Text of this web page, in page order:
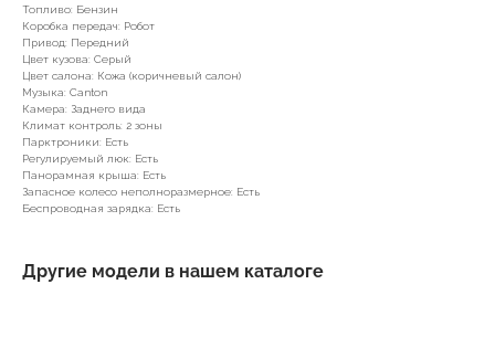
Топливо: Бензин
Коробка передач: Робот
Привод: Передний
Цвет кузова: Серый
Цвет салона: Кожа (коричневый салон)
Музыка: Canton
Камера: Заднего вида
Климат контроль: 2 зоны
Парктроники: Есть
Регулируемый люк: Есть
Панорамная крыша: Есть
Запасное колесо неполноразмерное: Есть
Беспроводная зарядка: Есть
Другие модели в нашем каталоге